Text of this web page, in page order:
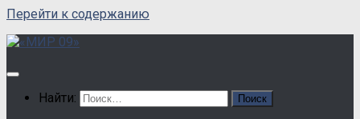
Перейти к содержанию
Найти: